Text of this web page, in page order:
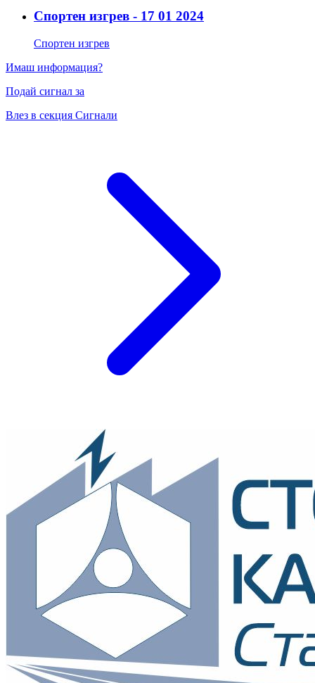
Спортен изгрев - 17 01 2024
Спортен изгрев
Имаш информация?
Подай сигнал за
Влез в секция Сигнали